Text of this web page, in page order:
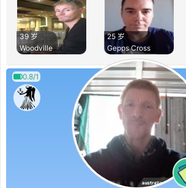
39 岁
Woodville
25 岁
Gepps Cross
0.8/1